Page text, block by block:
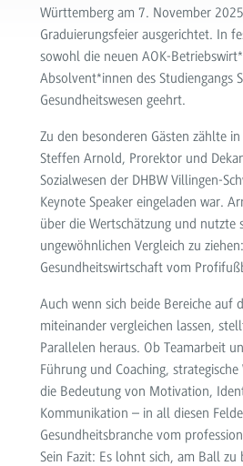
Württemberg am 7. November
Graduierungsfeier ausgerichtet. In
sowohl die neuen AOK-
Absolvent*innen des Studiengangs
Gesundheitswesen geehrt.
Zu den besonderen Gästen zählte
Steffen Arnold, Prorektor und
Sozialwesen der DHBW Villingen-
Keynote Speaker eingeladen war.
über die Wertschätzung und nutzte
ungewöhnlichen Vergleich zu
Gesundheitswirtschaft vom
Auch wenn sich beide Bereiche auf
miteinander vergleichen lassen,
Parallelen heraus. Ob Teamarbeit
Führung und Coaching,
die Bedeutung von Motivation,
Kommunikation – in all diesen
Gesundheitsbranche vom
Sein Fazit: Es lohnt sich, am Ball zu